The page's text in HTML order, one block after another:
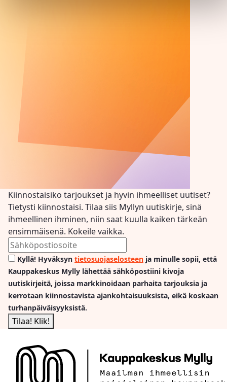
Kiinnostaisiko tarjoukset ja hyvin ihmeelliset uutiset?
Tietysti kiinnostaisi. Tilaa siis Myllyn uutiskirje, sinä
ihmeellinen ihminen, niin saat kuulla kaiken tärkeän
ensimmäisenä. Kokeile vaikka.
Kyllä! Hyväksyn tietosuojaselosteen ja minulle sopii, että
Kauppakeskus Mylly lähettää sähköpostiini kivoja
uutiskirjeitä, joissa markkinoidaan parhaita tarjouksia ja
kerrotaan kiinnostavista ajankohtaisuuksista, eikä koskaan
turhanpäiväisyyksistä.